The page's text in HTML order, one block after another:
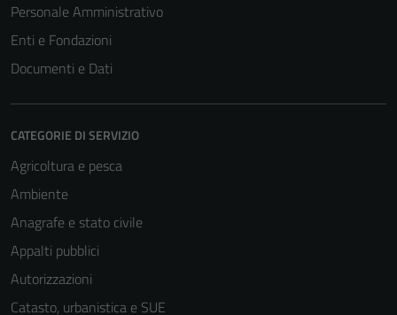
Personale Amministrativo
Enti e Fondazioni
Documenti e Dati
CATEGORIE DI SERVIZIO
Agricoltura e pesca
Ambiente
Anagrafe e stato civile
Appalti pubblici
Autorizzazioni
Catasto, urbanistica e SUE